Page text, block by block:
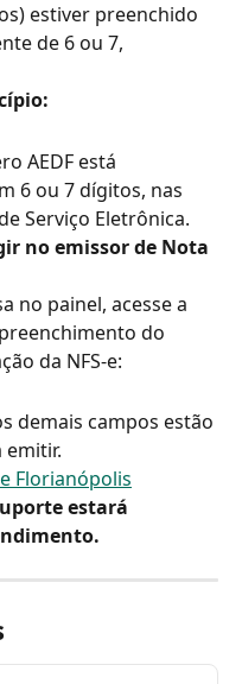
estiver preenchido
de 6 ou 7,
AEDF está
6 ou 7 dígitos, nas
Serviço Eletrônica.
no emissor de Nota
no painel, acesse a
preenchimento do
da NFS-e:
demais campos estão
Florianópolis
estará